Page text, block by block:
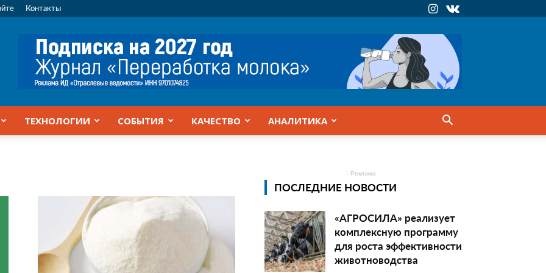
Контакты
ТЕХНОЛОГИИ СОБЫТИЯ КАЧЕСТВО АНАЛИТИКА
- Реклама -
ПОСЛЕДНИЕ НОВОСТИ
«АГРОСИЛА» реализует
комплексную программу
для роста эффективности
животноводства